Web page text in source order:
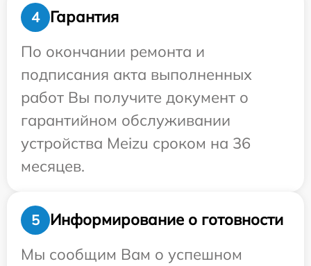
4
Гарантия
По окончании ремонта и
подписания акта выполненных
работ Вы получите документ о
гарантийном обслуживании
устройства Meizu сроком на 36
месяцев.
5
Информирование о готовности
Мы сообщим Вам о успешном